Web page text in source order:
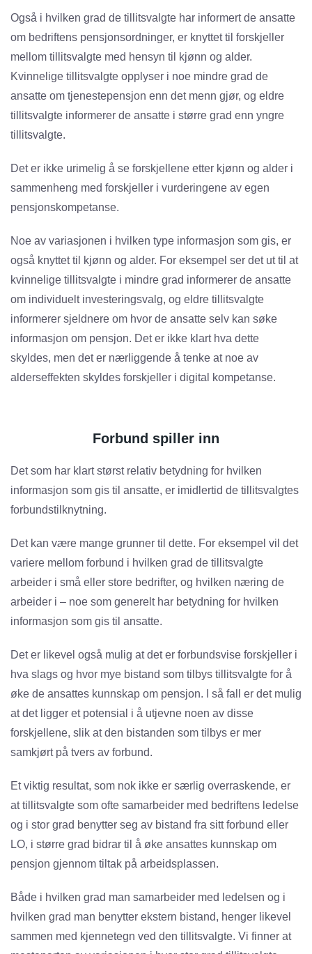
Også i hvilken grad de tillitsvalgte har informert de ansatte
om bedriftens pensjonsordninger, er knyttet til forskjeller
mellom tillitsvalgte med hensyn til kjønn og alder.
Kvinnelige tillitsvalgte opplyser i noe mindre grad de
ansatte om tjenestepensjon enn det menn gjør, og eldre
tillitsvalgte informerer de ansatte i større grad enn yngre
tillitsvalgte.
Det er ikke urimelig å se forskjellene etter kjønn og alder i
sammenheng med forskjeller i vurderingene av egen
pensjonskompetanse.
Noe av variasjonen i hvilken type informasjon som gis, er
også knyttet til kjønn og alder. For eksempel ser det ut til at
kvinnelige tillitsvalgte i mindre grad informerer de ansatte
om individuelt investeringsvalg, og eldre tillitsvalgte
informerer sjeldnere om hvor de ansatte selv kan søke
informasjon om pensjon. Det er ikke klart hva dette
skyldes, men det er nærliggende å tenke at noe av
alderseffekten skyldes forskjeller i digital kompetanse.
Forbund spiller inn
Det som har klart størst relativ betydning for hvilken
informasjon som gis til ansatte, er imidlertid de tillitsvalgtes
forbundstilknytning.
Det kan være mange grunner til dette. For eksempel vil det
variere mellom forbund i hvilken grad de tillitsvalgte
arbeider i små eller store bedrifter, og hvilken næring de
arbeider i – noe som generelt har betydning for hvilken
informasjon som gis til ansatte.
Det er likevel også mulig at det er forbundsvise forskjeller i
hva slags og hvor mye bistand som tilbys tillitsvalgte for å
øke de ansattes kunnskap om pensjon. I så fall er det mulig
at det ligger et potensial i å utjevne noen av disse
forskjellene, slik at den bistanden som tilbys er mer
samkjørt på tvers av forbund.
Et viktig resultat, som nok ikke er særlig overraskende, er
at tillitsvalgte som ofte samarbeider med bedriftens ledelse
og i stor grad benytter seg av bistand fra sitt forbund eller
LO, i større grad bidrar til å øke ansattes kunnskap om
pensjon gjennom tiltak på arbeidsplassen.
Både i hvilken grad man samarbeider med ledelsen og i
hvilken grad man benytter ekstern bistand, henger likevel
sammen med kjennetegn ved den tillitsvalgte. Vi finner at